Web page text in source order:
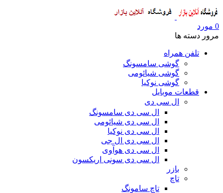
0 مورد
مرور دسته ها
تلفن همراه
گوشی سامسونگ
گوشی شیائومی
گوشی نوکیا
قطعات موبایل
ال سی دی
ال سی دی سامسونگ
ال سی دی شیائومی
ال سی دی نوکیا
ال سی دی ال جی
ال سی دی هوآوی
ال سی دی سونی اریکسون
بازر
تاچ
تاچ سامونگ